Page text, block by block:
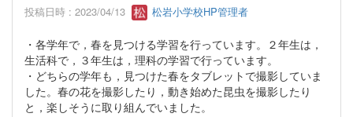
投稿日時 : 2023/04/13 松岩小学校HP管理者
・各学年で，春を見つける学習を行っています。２年生は，
生活科で，３年生は，理科の学習で行っています。
・どちらの学年も，見つけた春をタブレットで撮影していま
した。春の花を撮影したり，動き始めた昆虫を撮影したり
と，楽しそうに取り組んでいました。